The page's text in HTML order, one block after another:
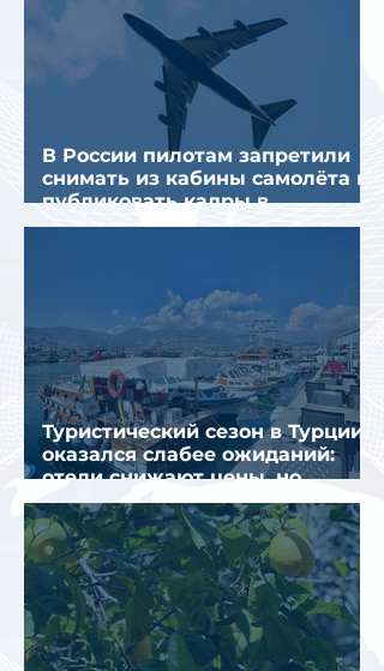
В России пилотам запретили
снимать из кабины самолёта и
публиковать кадры в
интернете
Туристический сезон в Турции
оказался слабее ожиданий:
отели снижают цены, но
загрузка остается низкой